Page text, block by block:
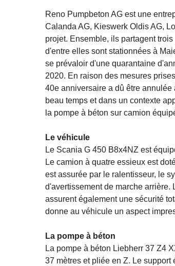
Reno Pumpbeton AG est une
Calanda AG, Kieswerk Oldis AG,
projet. Ensemble, ils partagent
d'entre elles sont stationnées à
se prévaloir d'une quarantaine
2020. En raison des mesures
40e anniversaire a dû être
beau temps et dans un contexte
la pompe à béton sur camion
Le véhicule
Le Scania G 450 B8x4NZ est
Le camion à quatre essieux est
est assurée par le ralentisseur, le
d'avertissement de marche
assurent également une sécurité
donne au véhicule un aspect
La pompe à béton
La pompe à béton Liebherr 37 Z4
37 mètres et pliée en Z. Le